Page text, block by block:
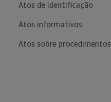
Atos de identificação
Atos informativos
Atos sobre procedimentos